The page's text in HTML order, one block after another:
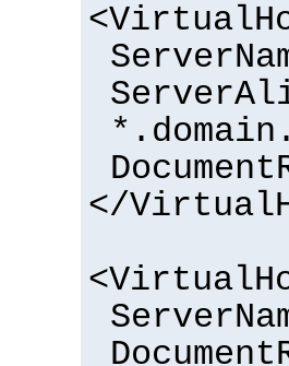
</